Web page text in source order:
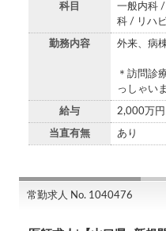
科目
一般内科
科 / リハ
勤務内容 外来、病
＊訪問診
っしゃい
給与 2,000万
当直有無 あり
常勤求人 No. 1040476